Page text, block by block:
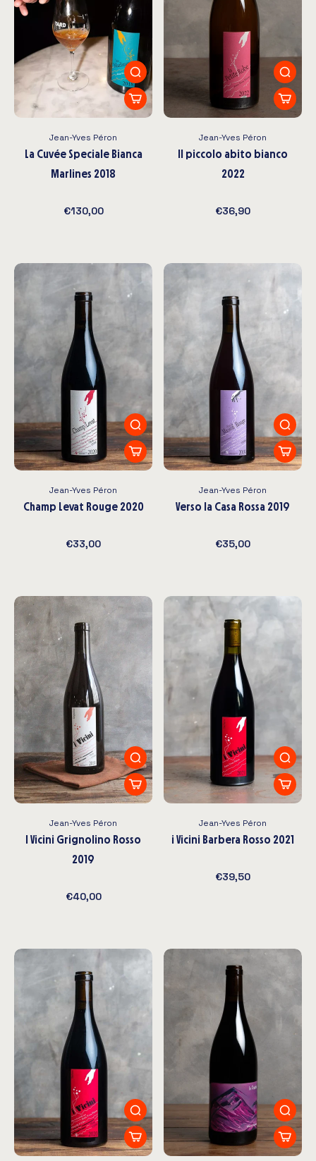
Jean-Yves Péron
La Cuvée Speciale Bianca
Marlines 2018
€130,00
Jean-Yves Péron
Il piccolo abito bianco
2022
€36,90
Jean-Yves Péron
Champ Levat Rouge 2020
€33,00
Jean-Yves Péron
Verso la Casa Rossa 2019
€35,00
Jean-Yves Péron
I Vicini Grignolino Rosso
2019
€40,00
Jean-Yves Péron
i Vicini Barbera Rosso 2021
€39,50